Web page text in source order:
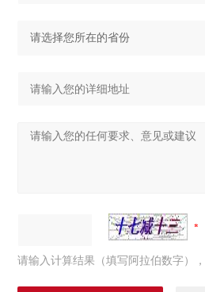
请输入计算结果（填写阿拉伯数字）